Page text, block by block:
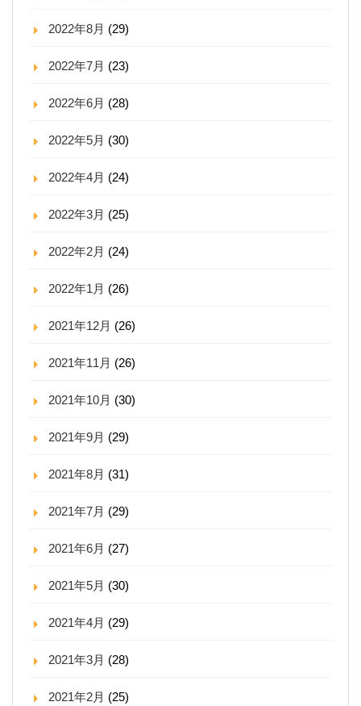
2022年8月 (29)
2022年7月 (23)
2022年6月 (28)
2022年5月 (30)
2022年4月 (24)
2022年3月 (25)
2022年2月 (24)
2022年1月 (26)
2021年12月 (26)
2021年11月 (26)
2021年10月 (30)
2021年9月 (29)
2021年8月 (31)
2021年7月 (29)
2021年6月 (27)
2021年5月 (30)
2021年4月 (29)
2021年3月 (28)
2021年2月 (25)